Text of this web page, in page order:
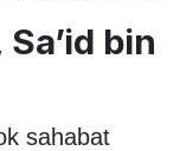
bin
sahabat